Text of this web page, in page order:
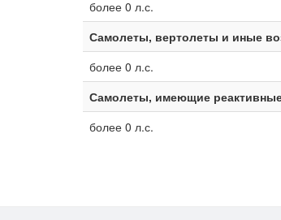
более 0 л.с.
Самолеты, вертолеты и иные
более 0 л.с.
Самолеты, имеющие
более 0 л.с.